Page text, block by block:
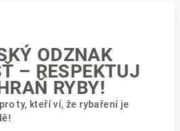
ODZNAK
– RESPEKTUJ
RYBY!
ty, kteří ví, že rybaření je